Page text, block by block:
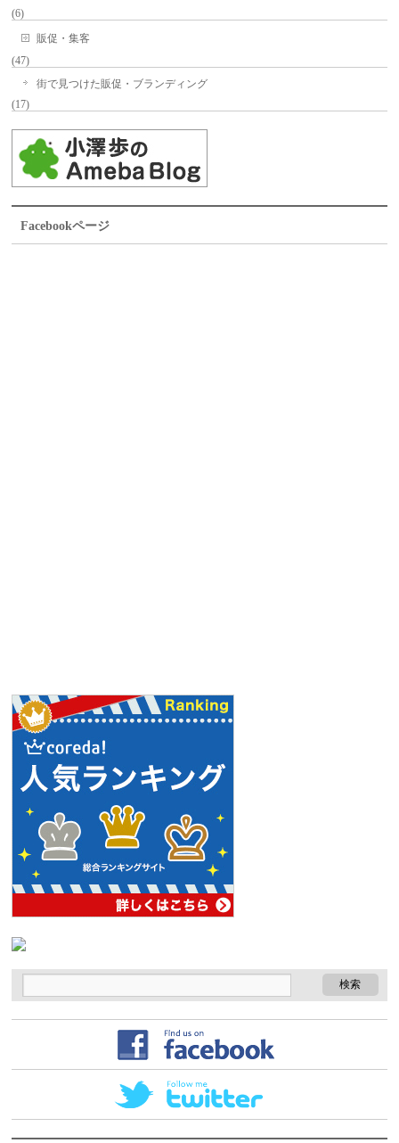
(6)
販促・集客
(47)
街で見つけた販促・ブランディング
(17)
Facebookページ